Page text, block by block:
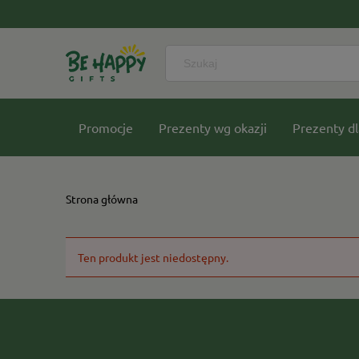
Promocje Prezenty wg okazji Prezenty
Strona główna
Ten produkt jest niedostępny.